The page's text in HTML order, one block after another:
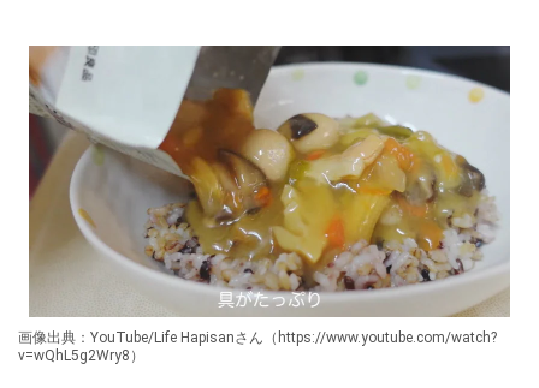
画像出典：YouTube/Life Hapisanさん（https://www.youtube.com/watch?
v=wQhL5g2Wry8）